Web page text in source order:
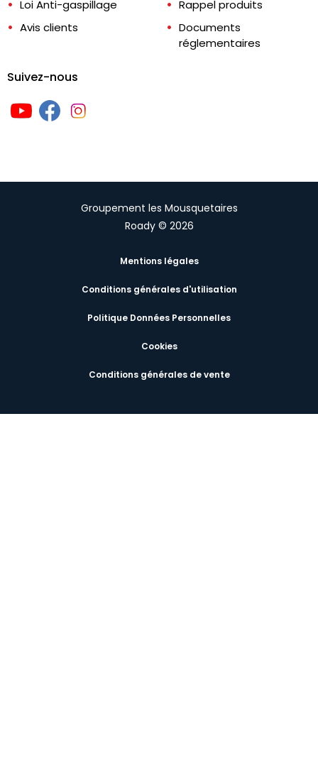
Loi Anti-gaspillage
Avis clients
Rappel produits
Documents
réglementaires
Suivez-nous
Groupement les Mousquetaires
Roady © 2026
Mentions légales
Conditions générales d'utilisation
Politique Données Personnelles
Cookies
Conditions générales de vente